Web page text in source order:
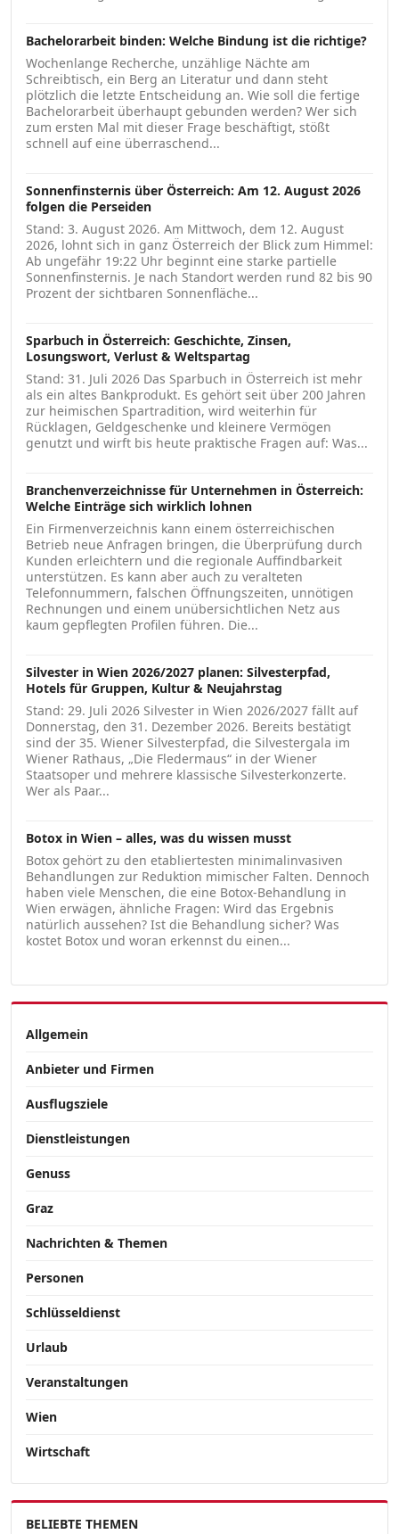
Bachelorarbeit binden: Welche Bindung ist die richtige?
Wochenlange Recherche, unzählige Nächte am
Schreibtisch, ein Berg an Literatur und dann steht
plötzlich die letzte Entscheidung an. Wie soll die fertige
Bachelorarbeit überhaupt gebunden werden? Wer sich
zum ersten Mal mit dieser Frage beschäftigt, stößt
schnell auf eine überraschend...
Sonnenfinsternis über Österreich: Am 12. August 2026
folgen die Perseiden
Stand: 3. August 2026. Am Mittwoch, dem 12. August
2026, lohnt sich in ganz Österreich der Blick zum Himmel:
Ab ungefähr 19:22 Uhr beginnt eine starke partielle
Sonnenfinsternis. Je nach Standort werden rund 82 bis 90
Prozent der sichtbaren Sonnenfläche...
Sparbuch in Österreich: Geschichte, Zinsen,
Losungswort, Verlust & Weltspartag
Stand: 31. Juli 2026 Das Sparbuch in Österreich ist mehr
als ein altes Bankprodukt. Es gehört seit über 200 Jahren
zur heimischen Spartradition, wird weiterhin für
Rücklagen, Geldgeschenke und kleinere Vermögen
genutzt und wirft bis heute praktische Fragen auf: Was...
Branchenverzeichnisse für Unternehmen in Österreich:
Welche Einträge sich wirklich lohnen
Ein Firmenverzeichnis kann einem österreichischen
Betrieb neue Anfragen bringen, die Überprüfung durch
Kunden erleichtern und die regionale Auffindbarkeit
unterstützen. Es kann aber auch zu veralteten
Telefonnummern, falschen Öffnungszeiten, unnötigen
Rechnungen und einem unübersichtlichen Netz aus
kaum gepflegten Profilen führen. Die...
Silvester in Wien 2026/2027 planen: Silvesterpfad,
Hotels für Gruppen, Kultur & Neujahrstag
Stand: 29. Juli 2026 Silvester in Wien 2026/2027 fällt auf
Donnerstag, den 31. Dezember 2026. Bereits bestätigt
sind der 35. Wiener Silvesterpfad, die Silvestergala im
Wiener Rathaus, „Die Fledermaus“ in der Wiener
Staatsoper und mehrere klassische Silvesterkonzerte.
Wer als Paar...
Botox in Wien – alles, was du wissen musst
Botox gehört zu den etabliertesten minimalinvasiven
Behandlungen zur Reduktion mimischer Falten. Dennoch
haben viele Menschen, die eine Botox-Behandlung in
Wien erwägen, ähnliche Fragen: Wird das Ergebnis
natürlich aussehen? Ist die Behandlung sicher? Was
kostet Botox und woran erkennst du einen...
Allgemein
Anbieter und Firmen
Ausflugsziele
Dienstleistungen
Genuss
Graz
Nachrichten & Themen
Personen
Schlüsseldienst
Urlaub
Veranstaltungen
Wien
Wirtschaft
BELIEBTE THEMEN